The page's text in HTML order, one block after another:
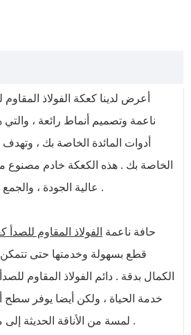
أعرض لدينا كعكة الفولاذ
ناعمة وتصميم أنماط رائعة ،
أدوات المائدة الخاصة بك ،
الخاصة بك . هذه الكعكة خادم مصنوع من
عالية الجودة ، والجمع بين وظيفة جمالية تماما .
حافة ناعمة الفولاذ المقاوم
قطع بسهولة وخدمتها حتى
الكمال بدقة . دائم الفولاذ المقاوم
خدمة الحياة ، ولكن أيضا يوفر
لمسة من الأناقة الحديثة إلى مائدة الطعام الخاصة بك .